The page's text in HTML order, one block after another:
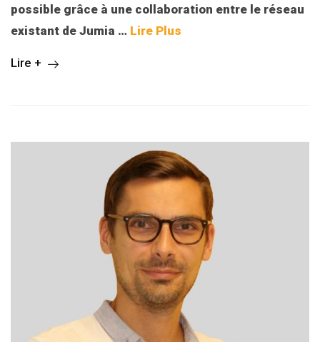
possible grâce à une collaboration entre le réseau
existant de Jumia … Lire Plus
Lire +